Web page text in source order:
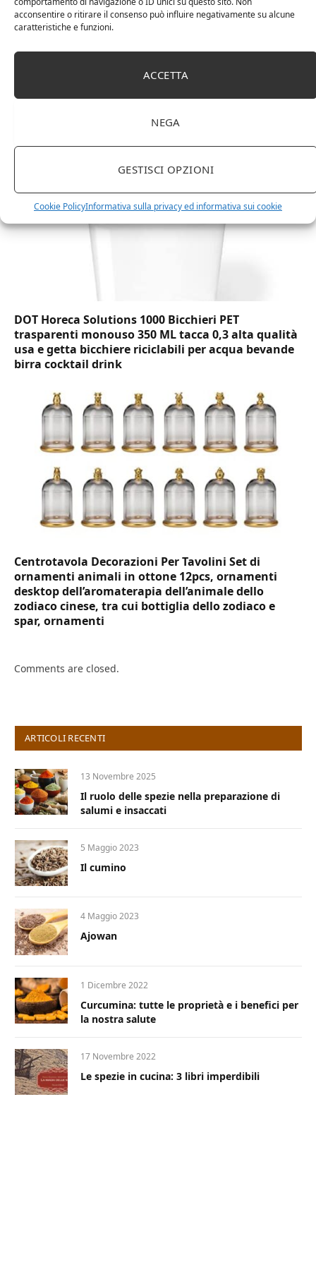
acconsentire o ritirare il consenso può influire negativamente su alcune
caratteristiche e funzioni.
ACCETTA
NEGA
GESTISCI OPZIONI
Cookie PolicyInformativa sulla privacy ed informativa sui cookie
Amazon Basics Martin – Libreria, 35 x 114 x 78 cm
DOT Horeca Solutions 1000 Bicchieri PET
trasparenti monouso 350 ML tacca 0,3 alta qualità
usa e getta bicchiere riciclabili per acqua bevande
birra cocktail drink
Centrotavola Decorazioni Per Tavolini Set di
ornamenti animali in ottone 12pcs, ornamenti
desktop dell’aromaterapia dell’animale dello
zodiaco cinese, tra cui bottiglia dello zodiaco e
spar, ornamenti
Comments are closed.
ARTICOLI RECENTI
13 Novembre 2025
Il ruolo delle spezie nella preparazione di
salumi e insaccati
5 Maggio 2023
Il cumino
4 Maggio 2023
Ajowan
1 Dicembre 2022
Curcumina: tutte le proprietà e i benefici per
la nostra salute
17 Novembre 2022
Le spezie in cucina: 3 libri imperdibili